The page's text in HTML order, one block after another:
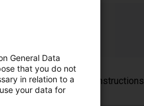
Operating Instructions
General Data
that you do not
in relation to a
your data for